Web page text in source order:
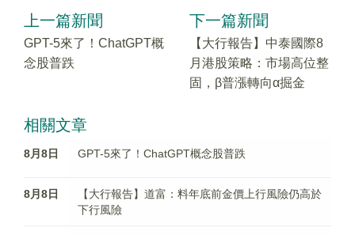
上一篇新聞
GPT-5來了！ChatGPT概
念股普跌
下一篇新聞
【大行報告】中泰國際8
月港股策略：市場高位整
固，β普漲轉向α掘金
相關文章
8月8日 GPT-5來了！ChatGPT概念股普跌
8月8日
【大行報告】道富：料年底前金價上行風險仍高於
下行風險